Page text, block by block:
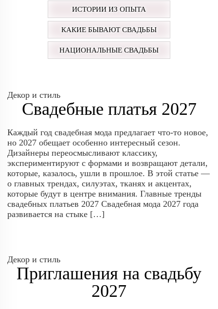
ИСТОРИИ ИЗ ОПЫТА
КАКИЕ БЫВАЮТ СВАДЬБЫ
НАЦИОНАЛЬНЫЕ СВАДЬБЫ
Декор и стиль
Свадебные платья 2027
Каждый год свадебная мода предлагает что-то новое,
но 2027 обещает особенно интересный сезон.
Дизайнеры переосмысливают классику,
экспериментируют с формами и возвращают детали,
которые, казалось, ушли в прошлое. В этой статье —
о главных трендах, силуэтах, тканях и акцентах,
которые будут в центре внимания. Главные тренды
свадебных платьев 2027 Свадебная мода 2027 года
развивается на стыке […]
Декор и стиль
Приглашения на свадьбу
2027